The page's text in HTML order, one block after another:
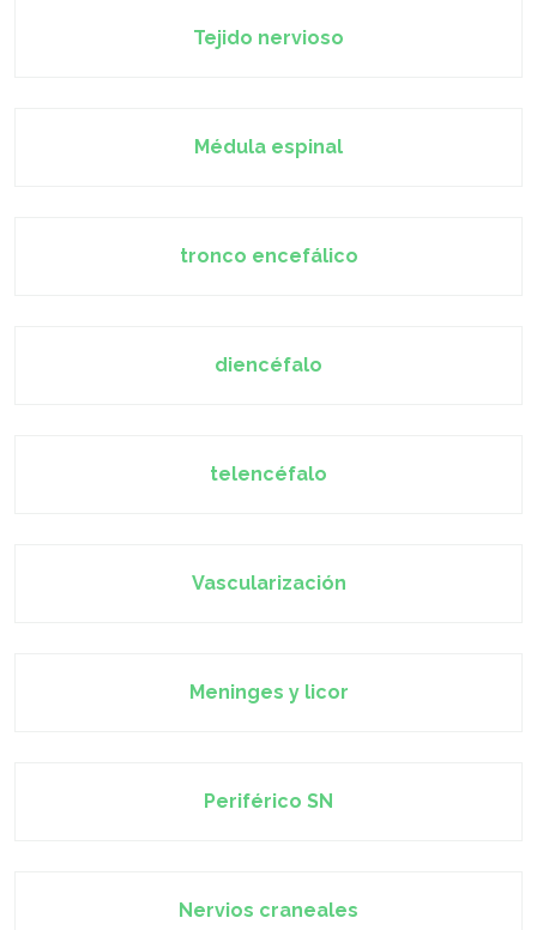
Tejido nervioso
Médula espinal
tronco encefálico
diencéfalo
telencéfalo
Vascularización
Meninges y licor
Periférico SN
Nervios craneales